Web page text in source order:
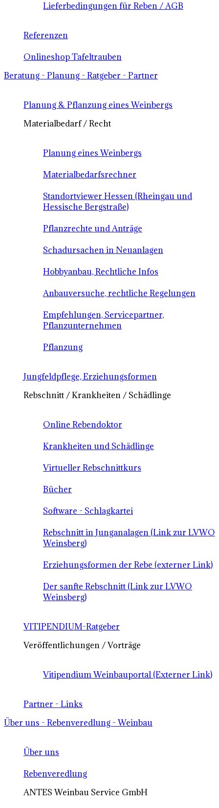
Lieferbedingungen für Reben / AGB
Referenzen
Onlineshop Tafeltrauben
Beratung - Planung - Ratgeber - Partner
Planung & Pflanzung eines Weinbergs
Materialbedarf / Recht
Planung eines Weinbergs
Materialbedarfsrechner
Standortviewer Hessen (Rheingau und
Hessische Bergstraße)
Pflanzrechte und Anträge
Schadursachen in Neuanlagen
Hobbyanbau, Rechtliche Infos
Anbauversuche, rechtliche Regelungen
Empfehlungen, Servicepartner,
Pflanzunternehmen
Pflanzung
Jungfeldpflege, Erziehungsformen
Rebschnitt / Krankheiten / Schädlinge
Online Rebendoktor
Krankheiten und Schädlinge
Virtueller Rebschnittkurs
Bücher
Software - Schlagkartei
Rebschnitt in Junganalagen (Link zur LVWO
Weinsberg)
Erziehungsformen der Rebe (externer Link)
Der sanfte Rebschnitt (Link zur LVWO
Weinsberg)
VITIPENDIUM-Ratgeber
Veröffentlichungen / Vorträge
Vitipendium Weinbauportal (Externer Link)
Partner - Links
Über uns - Rebenveredlung - Weinbau
Über uns
Rebenveredlung
ANTES Weinbau Service GmbH